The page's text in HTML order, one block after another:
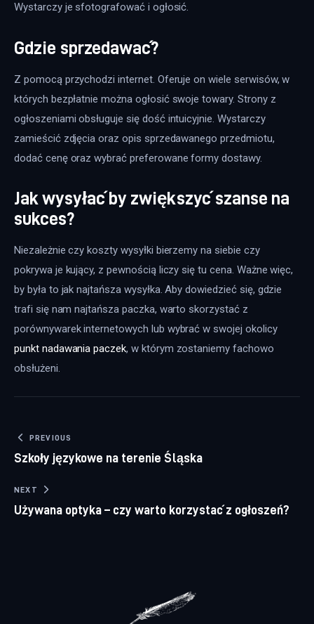
Wystarczy je sfotografować i ogłosić.
Gdzie sprzedawać?
Z pomocą przychodzi internet. Oferuje on wiele serwisów, w
których bezpłatnie można ogłosić swoje towary. Strony z
ogłoszeniami obsługuje się dość intuicyjnie. Wystarczy
zamieścić zdjęcia oraz opis sprzedawanego przedmiotu,
dodać cenę oraz wybrać preferowane formy dostawy.
Jak wysyłać by zwiększyć szanse na
sukces?
Niezależnie czy koszty wysyłki bierzemy na siebie czy
pokrywa je kujący, z pewnością liczy się tu cena. Ważne więc,
by była to jak najtańsza wysyłka. Aby dowiedzieć się, gdzie
trafi się nam najtańsza paczka, warto skorzystać z
porównywarek internetowych lub wybrać w swojej okolicy
punkt nadawania paczek, w którym zostaniemy fachowo
obsłużeni.
Nawigacja wpisu
PREVIOUS
Szkoły językowe na terenie Śląska
NEXT
Używana optyka – czy warto korzystać z ogłoszeń?